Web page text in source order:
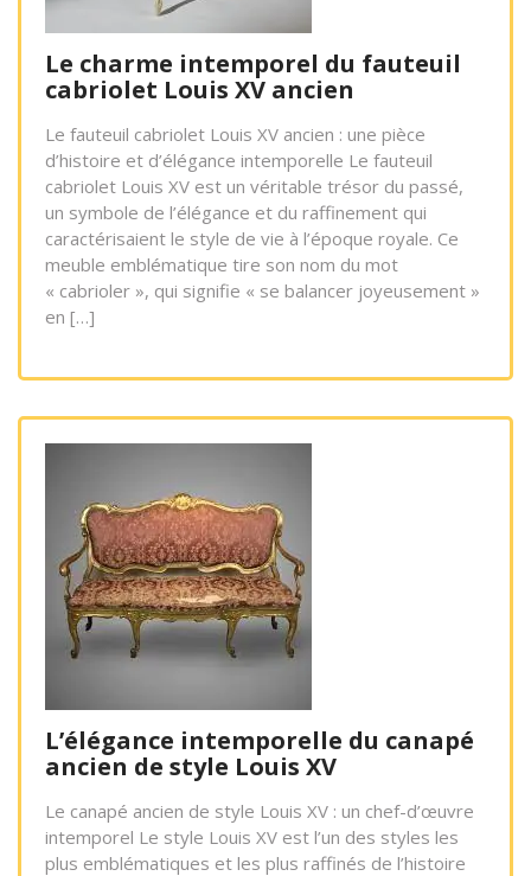
Le charme intemporel du fauteuil
cabriolet Louis XV ancien
Le fauteuil cabriolet Louis XV ancien : une pièce
d’histoire et d’élégance intemporelle Le fauteuil
cabriolet Louis XV est un véritable trésor du passé,
un symbole de l’élégance et du raffinement qui
caractérisaient le style de vie à l’époque royale. Ce
meuble emblématique tire son nom du mot
« cabrioler », qui signifie « se balancer joyeusement »
en […]
L’élégance intemporelle du canapé
ancien de style Louis XV
Le canapé ancien de style Louis XV : un chef-d’œuvre
intemporel Le style Louis XV est l’un des styles les
plus emblématiques et les plus raffinés de l’histoire